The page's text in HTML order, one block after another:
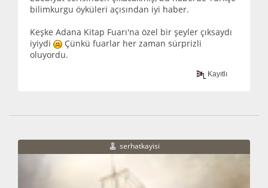
bilimkurgu öyküleri açısından iyi haber.
Keşke Adana Kitap Fuarı'na özel bir şeyler çıksaydı
iyiydi
Çünkü fuarlar her zaman sürprizli
oluyordu.
Kayıtlı
serhatkayisi